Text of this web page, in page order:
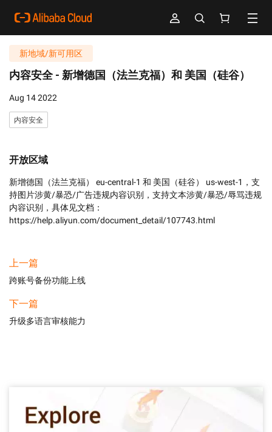
新地域/新可用区
内容安全 - 新增德国（法兰克福）和 美国（硅谷）
Aug 14 2022
内容安全
开放区域
新增德国（法兰克福） eu-central-1 和 美国（硅谷） us-west-1，支
持图片涉黄/暴恐/广告违规内容识别，支持文本涉黄/暴恐/辱骂违规
内容识别，具体见文档：
上一篇
跨账号备份功能上线
下一篇
升级多语言审核能力